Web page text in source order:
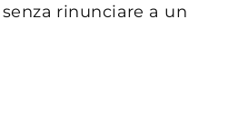
senza rinunciare a un